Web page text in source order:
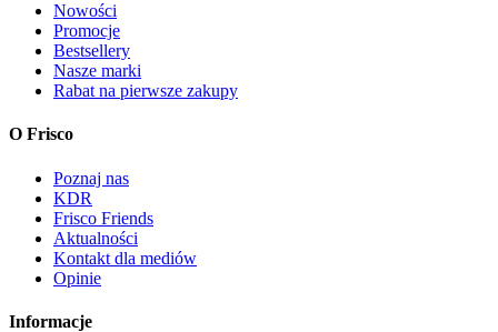
Nowości
Promocje
Bestsellery
Nasze marki
Rabat na pierwsze zakupy
O Frisco
Poznaj nas
KDR
Frisco Friends
Aktualności
Kontakt dla mediów
Opinie
Informacje